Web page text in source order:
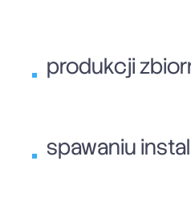
produkcji
spawaniu